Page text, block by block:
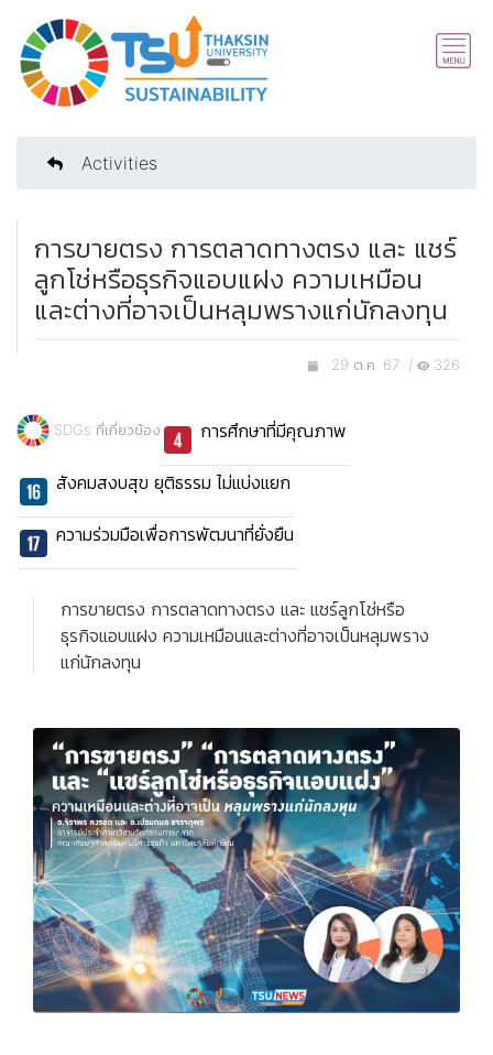
Activities
การขายตรง การตลาดทางตรง และ แชร์
ลูกโช่หรือธุรกิจแอบแฝง ความเหมือน
และต่างที่อาจเป็นหลุมพรางแก่นักลงทุน
29 ต.ค. 67 / 326
SDGs ที่เกี่ยวข้อง การศึกษาที่มีคุณภาพ
สังคมสงบสุข ยุติธรรม ไม่แบ่งแยก
ความร่วมมือเพื่อการพัฒนาที่ยั่งยืน
การขายตรง การตลาดทางตรง และ แชร์ลูกโช่หรือ
ธุรกิจแอบแฝง ความเหมือนและต่างที่อาจเป็นหลุมพราง
แก่นักลงทุน